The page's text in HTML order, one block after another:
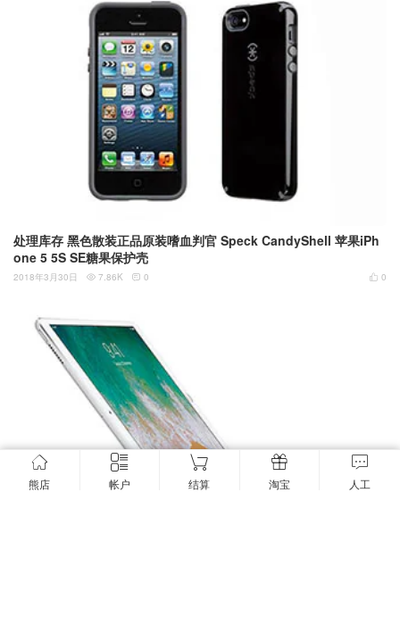
处理库存 黑色散装正品原装嗜血判官 Speck CandyShell 苹果iPh
one 5 5S SE糖果保护壳
 0
2018年3月30日  7.86K  0
熊店 帐户 结算 淘宝 人工